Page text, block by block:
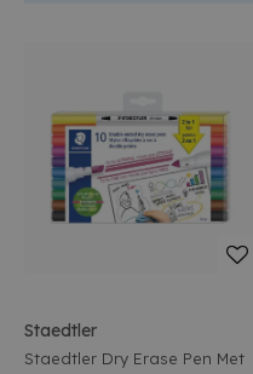
Staedtler
Staedtler Dry Erase Pen Met